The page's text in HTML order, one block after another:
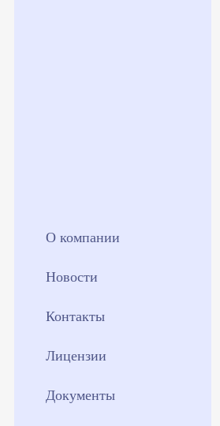
О компании
Новости
Контакты
Лицензии
Документы